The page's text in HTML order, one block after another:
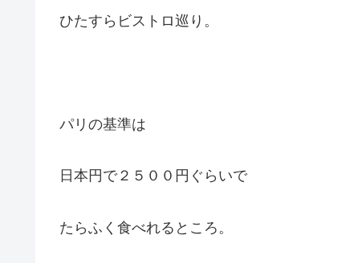
ひたすらビストロ巡り。
パリの基準は
日本円で２５００円ぐらいで
たらふく食べれるところ。